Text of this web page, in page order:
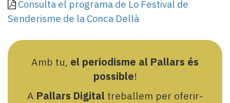
Consulta el programa de Lo Festival de
Senderisme de la Conca Dellà
Amb tu, el periodisme al Pallars és
possible!
A Pallars Digital treballem per oferir-